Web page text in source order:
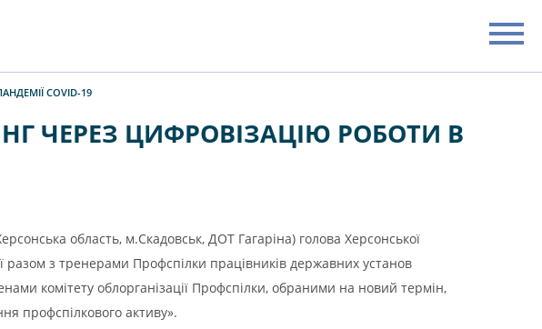
COVID-19
ЧЕРЕЗ ЦИФРОВІЗАЦІЮ РОБОТИ В
область, м.Скадовськ, ДОТ Гагаріна) голова Херсонської
з тренерами Профспілки працівників державних установ
облорганізації Профспілки, обраними на новий термін,
профспілкового активу».